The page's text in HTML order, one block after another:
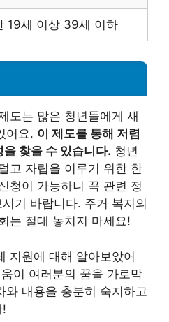
19세 이상 39세 이하
도는 많은 청년들에게 새
어요. 이 제도를 통해 저렴
찾을 수 있습니다. 청년
고 자립을 이루기 위한 한
청이 가능하니 꼭 관련 정
기 바랍니다. 주거 복지의
는 절대 놓치지 마세요!
지원에 대해 알아보았어
이 여러분의 꿈을 가로막
와 내용을 충분히 숙지하고
!